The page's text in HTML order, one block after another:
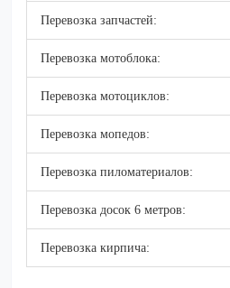
Перевозка запчастей:
Перевозка мотоблока:
Перевозка мотоциклов:
Перевозка мопедов:
Перевозка пиломатериалов:
Перевозка досок 6 метров:
Перевозка кирпича: